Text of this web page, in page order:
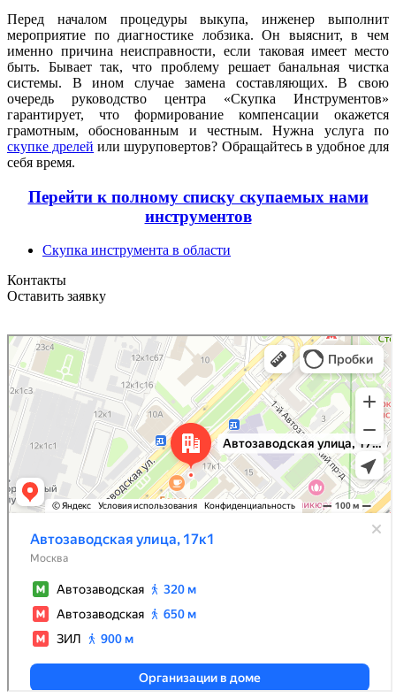
Перед началом процедуры выкупа, инженер выполнит
мероприятие по диагностике лобзика. Он выяснит, в чем
именно причина неисправности, если таковая имеет место
быть. Бывает так, что проблему решает банальная чистка
системы. В ином случае замена составляющих. В свою
очередь руководство центра «Скупка Инструментов»
гарантирует, что формирование компенсации окажется
грамотным, обоснованным и честным. Нужна услуга по
скупке дрелей или шуруповертов? Обращайтесь в удобное для
себя время.
Перейти к полному списку скупаемых нами
инструментов
Скупка инструмента в области
Контакты
Оставить заявку